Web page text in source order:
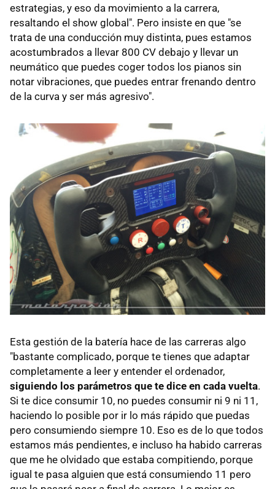
estrategias, y eso da movimiento a la carrera,
resaltando el show global". Pero insiste en que "se
trata de una conducción muy distinta, pues estamos
acostumbrados a llevar 800 CV debajo y llevar un
neumático que puedes coger todos los pianos sin
notar vibraciones, que puedes entrar frenando dentro
de la curva y ser más agresivo".
Esta gestión de la batería hace de las carreras algo
"bastante complicado, porque te tienes que adaptar
completamente a leer y entender el ordenador,
siguiendo los parámetros que te dice en cada vuelta.
Si te dice consumir 10, no puedes consumir ni 9 ni 11,
haciendo lo posible por ir lo más rápido que puedas
pero consumiendo siempre 10. Eso es de lo que todos
estamos más pendientes, e incluso ha habido carreras
que me he olvidado que estaba compitiendo, porque
igual te pasa alguien que está consumiendo 11 pero